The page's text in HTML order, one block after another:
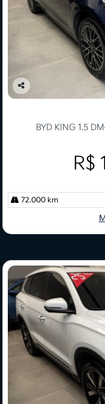
Co
BYD KING 1.5
R$
72.000 km